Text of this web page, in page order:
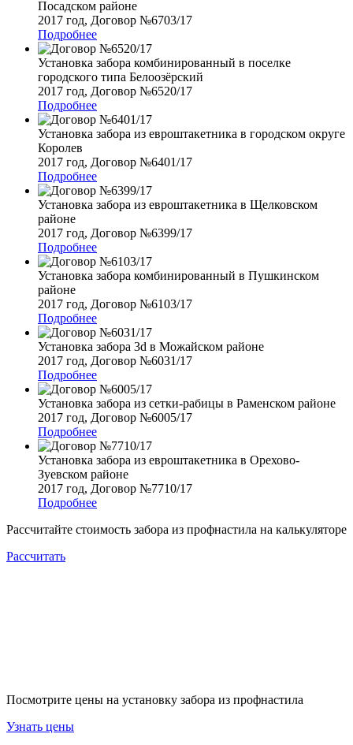
Посадском районе
2017 год, Договор №6703/17
Подробнее
Установка забора комбинированный в поселке
городского типа Белоозёрский
2017 год, Договор №6520/17
Подробнее
Установка забора из евроштакетника в городском округе
Королев
2017 год, Договор №6401/17
Подробнее
Установка забора из евроштакетника в Щелковском
районе
2017 год, Договор №6399/17
Подробнее
Установка забора комбинированный в Пушкинском
районе
2017 год, Договор №6103/17
Подробнее
Установка забора 3d в Можайском районе
2017 год, Договор №6031/17
Подробнее
Установка забора из сетки-рабицы в Раменском районе
2017 год, Договор №6005/17
Подробнее
Установка забора из евроштакетника в Орехово-
Зуевском районе
2017 год, Договор №7710/17
Подробнее
Рассчитайте стоимость забора из профнастила на калькуляторе
Рассчитать
Посмотрите цены на установку забора из профнастила
Узнать цены